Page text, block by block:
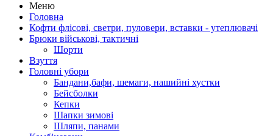
Меню
Головна
Кофти флісові, светри, пуловери, вставки - утеплювачі
Брюки військові, тактичні
Шорти
Взуття
Головні убори
Бандани,бафи, шемаги, нашийні хустки
Бейсболки
Кепки
Шапки зимові
Шляпи, панами